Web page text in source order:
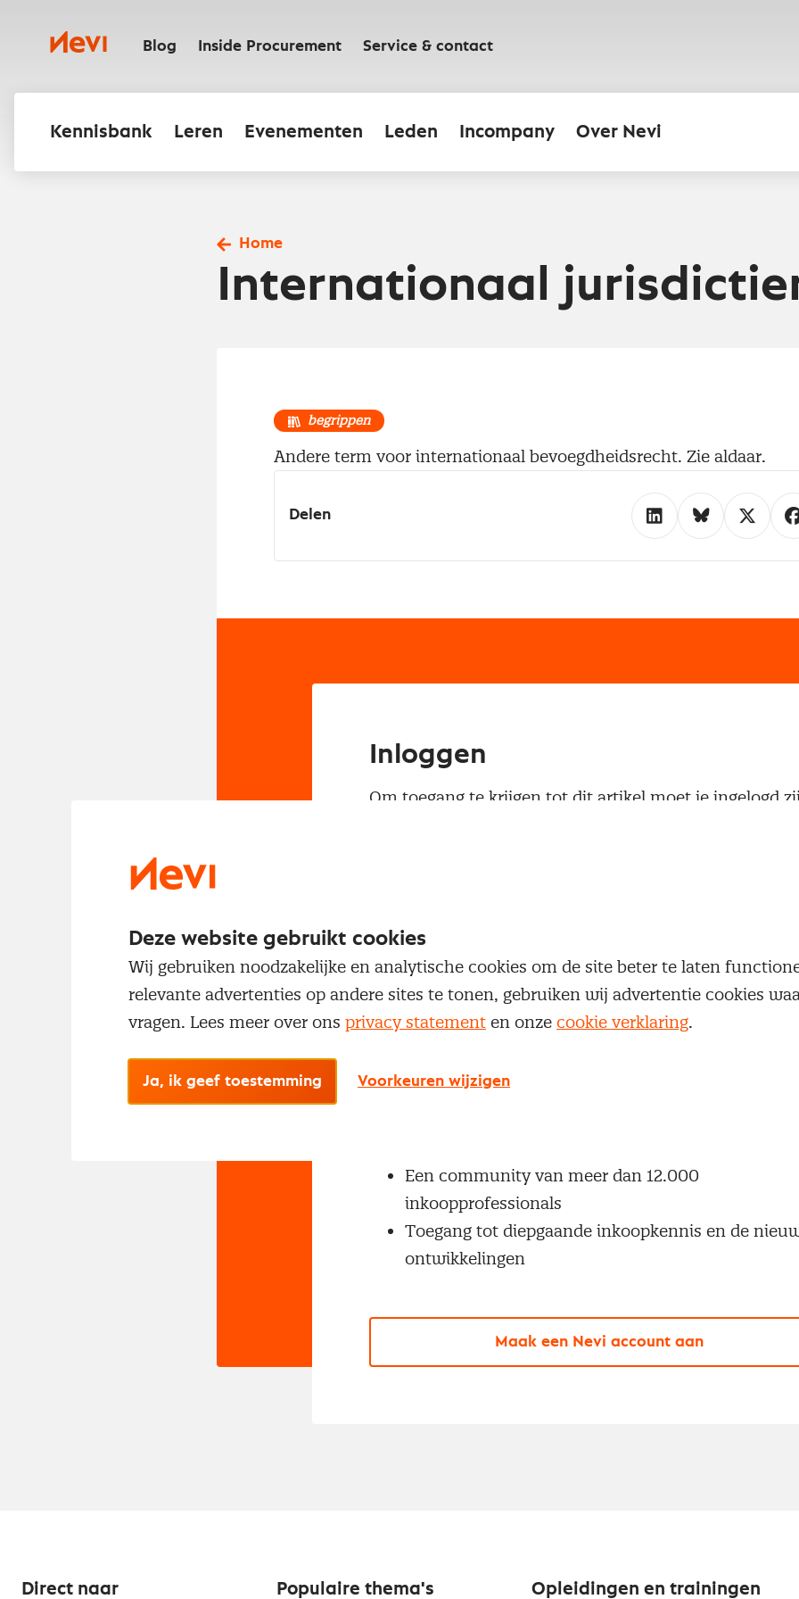
inhoudNevi Blog Inside Procurement Service & contact
Kennisbank Leren Evenementen Leden Incompany Over Nevi
Home
Internationaal
begrippen
Andere term voor internationaal bevoegdheidsrecht. Zie aldaar.
Delen
Inloggen
Om toegang te krijgen tot dit artikel moet je ingelogd
Nog geen Nevi account?
Met een Nevi account krijg je gratis toegang tot:
Een community van meer dan 12.000
inkoopprofessionals
Toegang tot diepgaande inkoopkennis en de
ontwikkelingen
Maak een Nevi account aan
Direct naar Populaire thema's Opleidingen en trainingen
Deze website gebruikt cookies
Wij gebruiken noodzakelijke en analytische cookies om de site beter te laten
relevante advertenties op andere sites te tonen, gebruiken wij advertentie cookies
vragen. Lees meer over ons privacy statement en onze cookie verklaring.
Ja, ik geef toestemming Voorkeuren wijzigen